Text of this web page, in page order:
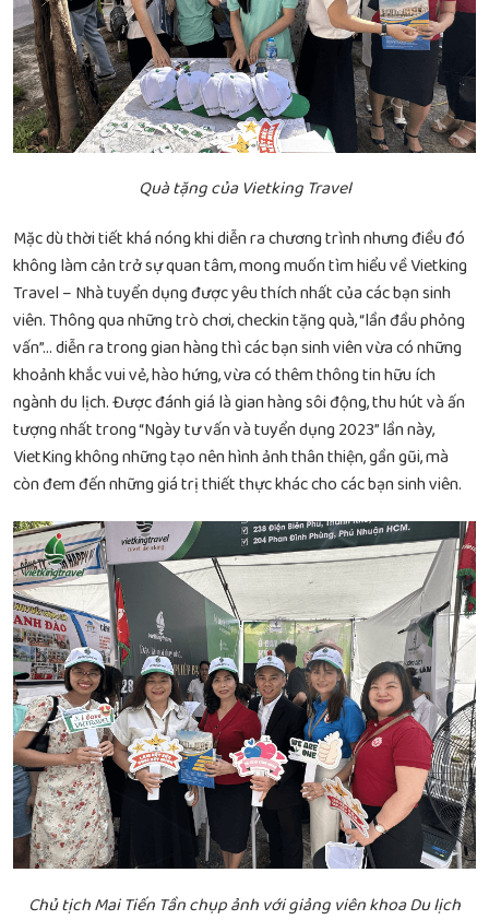
Quà tặng của Vietking Travel
Mặc dù thời tiết khá nóng khi diễn ra chương trình nhưng điều đó
không làm cản trở sự quan tâm, mong muốn tìm hiểu về Vietking
Travel – Nhà tuyển dụng được yêu thích nhất của các bạn sinh
viên. Thông qua những trò chơi, checkin tặng quà, “lần đầu phỏng
vấn”… diễn ra trong gian hàng thì các bạn sinh viên vừa có những
khoảnh khắc vui vẻ, hào hứng, vừa có thêm thông tin hữu ích
ngành du lịch. Được đánh giá là gian hàng sôi động, thu hút và ấn
tượng nhất trong “Ngày tư vấn và tuyển dụng 2023” lần này,
VietKing không những tạo nên hình ảnh thân thiện, gần gũi, mà
còn đem đến những giá trị thiết thực khác cho các bạn sinh viên.
Chủ tịch Mai Tiến Tần chụp ảnh với giảng viên khoa Du lịch